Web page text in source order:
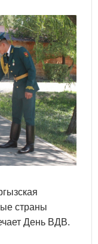
страны
День ВДВ.